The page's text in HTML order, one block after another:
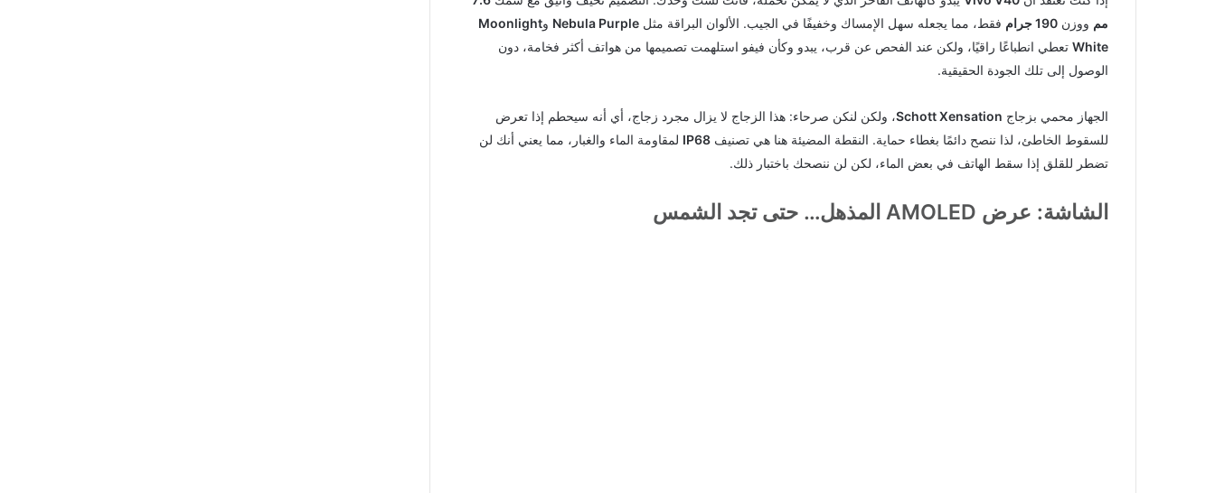
مم ووزن 190 جرام فقط، مما يجعله سهل الإمساك وخفيفًا في الجيب. الألوان البراقة مثل Nebula Purple وMoonlight
White تعطي انطباعًا راقيًا، ولكن عند الفحص عن قرب، يبدو وكأن فيفو استلهمت تصميمها من هواتف أكثر فخامة، دون
الوصول إلى تلك الجودة الحقيقية.
الجهاز محمي بزجاج Schott Xensation، ولكن لنكن صرحاء: هذا الزجاج لا يزال مجرد زجاج، أي أنه سيحطم إذا تعرض
للسقوط الخاطئ، لذا ننصح دائمًا بغطاء حماية. النقطة المضيئة هنا هي تصنيف IP68 لمقاومة الماء والغبار، مما يعني أنك لن
تضطر للقلق إذا سقط الهاتف في بعض الماء، لكن لن ننصحك باختبار ذلك.
الشاشة: عرض AMOLED المذهل… حتى تجد الشمس